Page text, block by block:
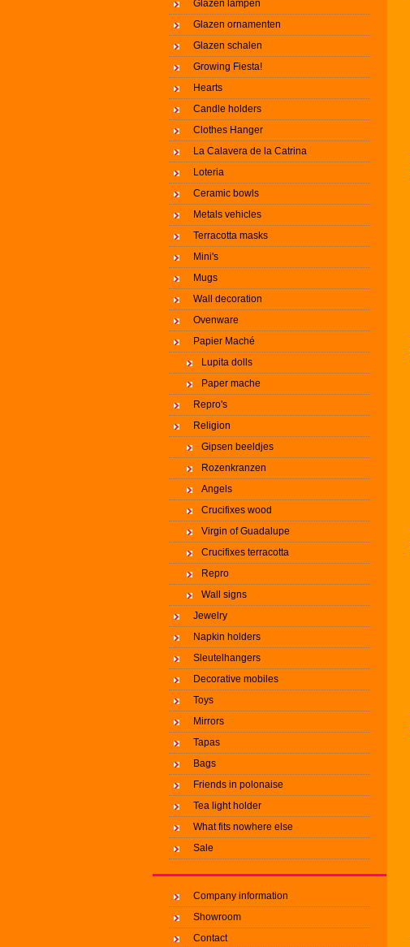
Glazen lampen
Glazen ornamenten
Glazen schalen
Growing Fiesta!
Hearts
Candle holders
Clothes Hanger
La Calavera de la Catrina
Loteria
Ceramic bowls
Metals vehicles
Terracotta masks
Mini's
Mugs
Wall decoration
Ovenware
Papier Maché
Lupita dolls
Paper mache
Repro's
Religion
Gipsen beeldjes
Rozenkranzen
Angels
Crucifixes wood
Virgin of Guadalupe
Crucifixes terracotta
Repro
Wall signs
Jewelry
Napkin holders
Sleutelhangers
Decorative mobiles
Toys
Mirrors
Tapas
Bags
Friends in polonaise
Tea light holder
What fits nowhere else
Sale
Company information
Showroom
Contact